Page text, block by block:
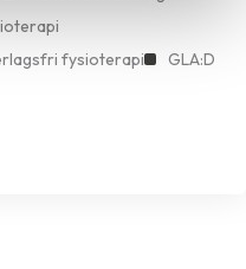
fysioterapi GLA:D